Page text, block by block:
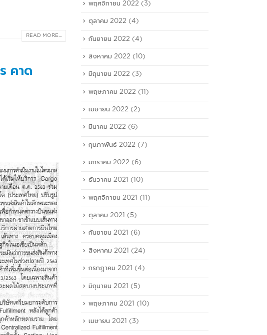
READ MORE...
คาด
พฤศจิกายน 2022 (3)
ตุลาคม 2022 (4)
กันยายน 2022 (4)
สิงหาคม 2022 (10)
มิถุนายน 2022 (3)
พฤษภาคม 2022 (11)
เมษายน 2022 (2)
มีนาคม 2022 (6)
กุมภาพันธ์ 2022 (7)
มกราคม 2022 (6)
ธันวาคม 2021 (10)
พฤศจิกายน 2021 (11)
ตุลาคม 2021 (5)
กันยายน 2021 (6)
สิงหาคม 2021 (24)
กรกฎาคม 2021 (4)
มิถุนายน 2021 (5)
พฤษภาคม 2021 (10)
เมษายน 2021 (3)